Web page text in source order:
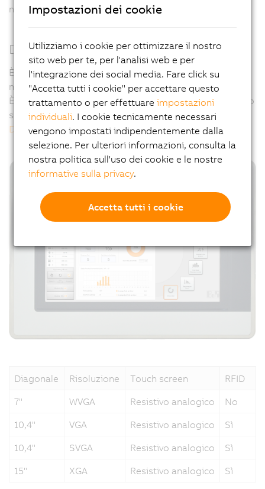
necessari password o interruttori a chiave.
Design personalizzato
È possibile adattare i pannelli dal design igienico in
modo da superare tutte queste sfide.
È inoltre possibile personalizzare il loro aspetto esterno
secondo le attese dei clienti servendosi diB&R Panel
Designer.
Diagonale Risoluzione Touch screen
RFID
7"
WVGA Resistivo analogico
No
10,4"
VGA Resistivo analogico
Sì
10,4"
SVGA Resistivo analogico
Sì
15"
XGA Resistivo analogico Sì
Impostazioni dei cookie
Utilizziamo i cookie per ottimizzare il nostro
sito web per te, per l'analisi web e per
l'integrazione dei social media. Fare click su
"Accetta tutti i cookie" per accettare questo
trattamento o per effettuareimpostazioni
individuali. I cookie tecnicamente necessari
vengono impostati indipendentemente dalla
selezione. Per ulteriori informazioni, consulta la
nostra politica sull'uso dei cookie e le nostre
informative sulla privacy.
Accetta tutti i cookie